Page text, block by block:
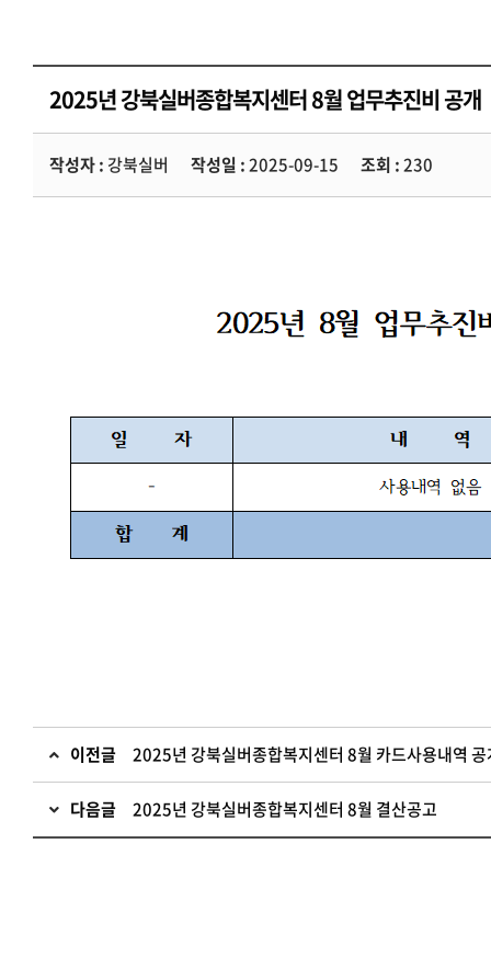
2025년 강북실버종합복지센터 8월 업무추진비 공개
작성자 : 강북실버 작성일 :2025-09-15 조회 :230
이전글 2025년 강북실버종합복지센터 8월 카드사용내역 공
다음글 2025년 강북실버종합복지센터 8월 결산공고